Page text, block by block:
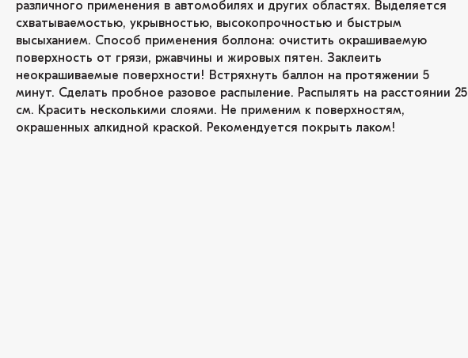
различного применения в автомобилях и других областях. Выделяется
схватываемостью, укрывностью, высокопрочностью и быстрым
высыханием. Способ применения боллона: очистить окрашиваемую
поверхность от грязи, ржавчины и жировых пятен. Заклеить
неокрашиваемые поверхности! Встряхнуть баллон на протяжении 5
минут. Сделать пробное разовое распыление. Распылять на расстоянии 25
см. Красить несколькими слоями. Не применим к поверхностям,
окрашенных алкидной краской. Рекомендуется покрыть лаком!